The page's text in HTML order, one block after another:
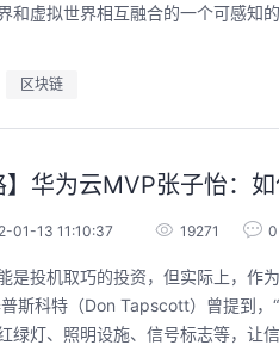
和虚拟世界相互融合的一个可感
区块链
】华为云MVP张子怡：
01-13 11:10:37 19271 0
是投机取巧的投资，但实际上，作
斯科特（Don Tapscott）曾提到
绿灯、照明设施、信号标志等，让